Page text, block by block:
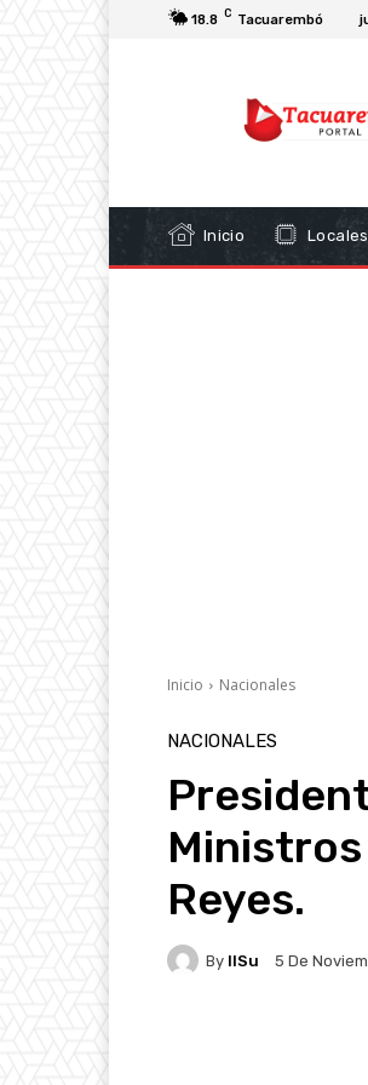
18.8 C Tacuarembó
Inicio Locales
Inicio Nacionales
NACIONALES
Ministros
Reyes.
By IlSu 5 De